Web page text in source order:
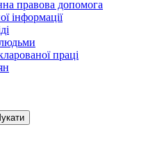
правова допомога
інформації
людьми
праці